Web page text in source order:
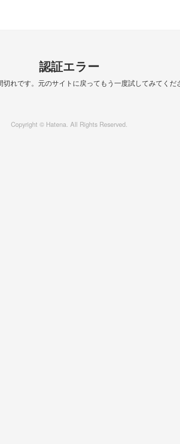
認証エラー
切れです。元のサイトに戻ってもう一度試してみてくだ
Copyright © Hatena. All Rights Reserved.